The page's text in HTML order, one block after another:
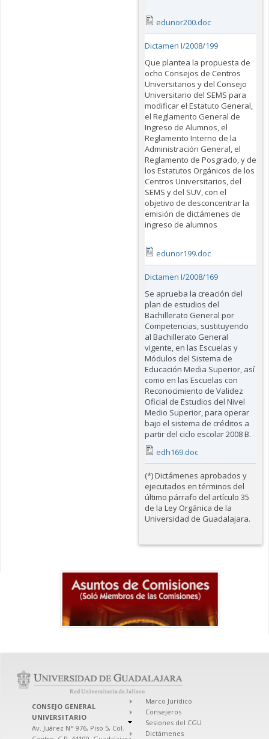
edunor200.doc
Dictamen I/2008/199
Que plantea la propuesta de
ocho Consejos de Centros
Universitarios y del Consejo
Universitario del SEMS para
modificar el Estatuto General,
el Reglamento General de
Ingreso de Alumnos, el
Reglamento Interno de la
Administración General, el
Reglamento de Posgrado, y de
los Estatutos Orgánicos de los
Centros Universitarios, del
SEMS y del SUV, con el
objetivo de desconcentrar la
emisión de dictámenes de
ingreso de alumnos
edunor199.doc
Dictamen I/2008/169
Se aprueba la creación del
plan de estudios del
Bachillerato General por
Competencias, sustituyendo
al Bachillerato General
vigente, en las Escuelas y
Módulos del Sistema de
Educación Media Superior, así
como en las Escuelas con
Reconocimiento de Validez
Oficial de Estudios del Nivel
Medio Superior, para operar
bajo el sistema de créditos a
partir del ciclo escolar 2008 B.
edh169.doc
(*) Dictámenes aprobados y
ejecutados en términos del
último párrafo del artículo 35
de la Ley Orgánica de la
Universidad de Guadalajara.
CONSEJO GENERAL
UNIVERSITARIO
Av. Juárez N° 976, Piso 5, Col.
Marco Jurídico
Consejeros
Sesiones del CGU
Dictámenes